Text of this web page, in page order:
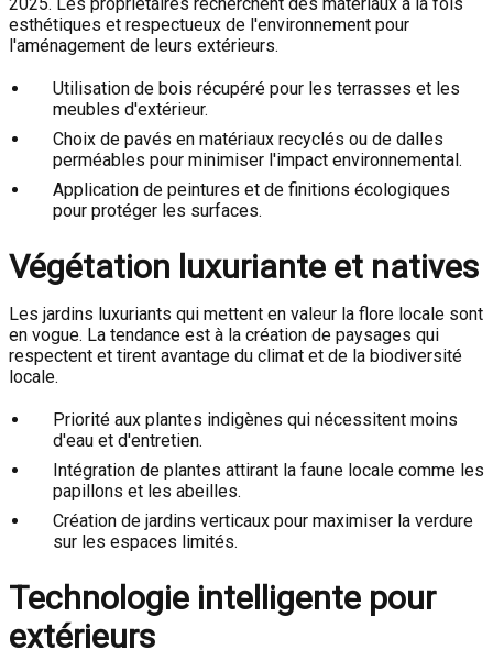
esthétiques et respectueux de l'environnement pour
l'aménagement de leurs extérieurs.
Utilisation de bois récupéré pour les terrasses et les
meubles d'extérieur.
Choix de pavés en matériaux recyclés ou de dalles
perméables pour minimiser l'impact environnemental.
Application de peintures et de finitions écologiques
pour protéger les surfaces.
Végétation luxuriante et natives
Les jardins luxuriants qui mettent en valeur la flore locale sont
en vogue. La tendance est à la création de paysages qui
respectent et tirent avantage du climat et de la biodiversité
locale.
Priorité aux plantes indigènes qui nécessitent moins
d'eau et d'entretien.
Intégration de plantes attirant la faune locale comme les
papillons et les abeilles.
Création de jardins verticaux pour maximiser la verdure
sur les espaces limités.
Technologie intelligente pour
extérieurs